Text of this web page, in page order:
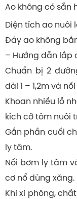
Ao không có sẵn
Diện tích ao nuôi
Đáy ao không
– Hướng dẫn lắp
Chuẩn bị 2
dài 1 – 1,2m và
Khoan nhiều lỗ
kích cỡ tôm nuôi
Gắn phần cuối
ly tâm.
Nối bơm ly tâm
cơ nổ dùng xăng.
Khi xi phông,